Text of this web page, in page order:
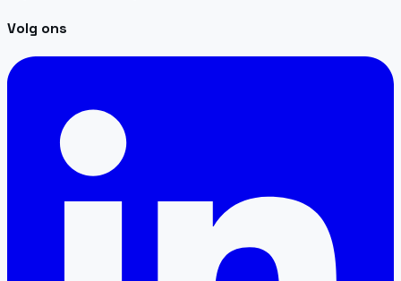
Volg ons